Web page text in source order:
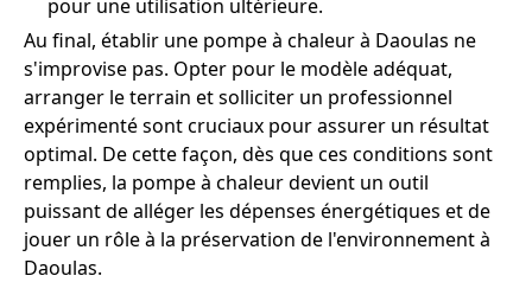
pour une utilisation ultérieure.
Au final, établir une pompe à chaleur à Daoulas ne
s'improvise pas. Opter pour le modèle adéquat,
arranger le terrain et solliciter un professionnel
expérimenté sont cruciaux pour assurer un résultat
optimal. De cette façon, dès que ces conditions sont
remplies, la pompe à chaleur devient un outil
puissant de alléger les dépenses énergétiques et de
jouer un rôle à la préservation de l'environnement à
Daoulas.